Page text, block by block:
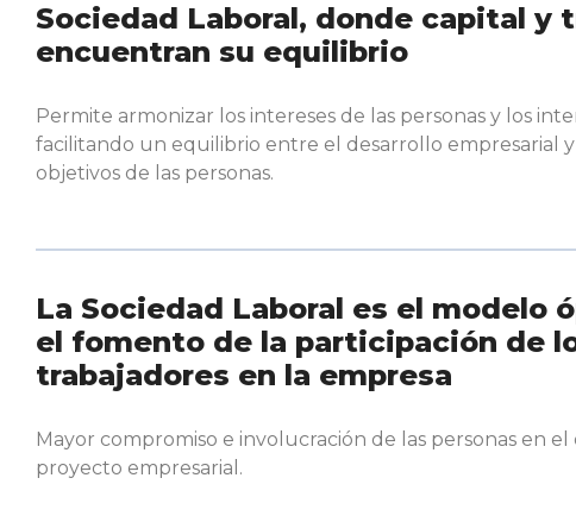
Sociedad Laboral, donde capital y
encuentran su equilibrio
Permite armonizar los intereses de las personas y los
facilitando un equilibrio entre el desarrollo empresarial y
objetivos de las personas.
La Sociedad Laboral es el modelo
el fomento de la participación de
trabajadores en la empresa
Mayor compromiso e involucración de las personas en el
proyecto empresarial.